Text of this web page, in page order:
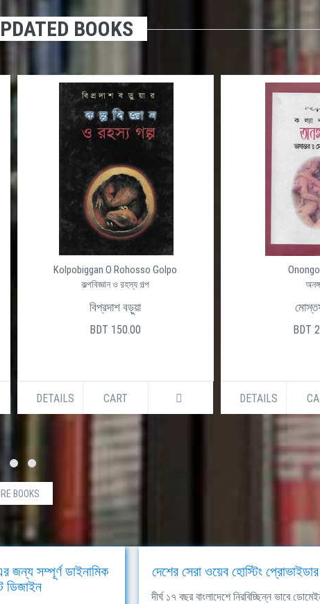
BOOKS
Kolpobiggan O Rohosso Golpo
কল্পবিজ্ঞান ও রহস্য গল্প
বিপ্রদাশ বড়ুয়া
BDT 150.00
DETAILS CART
BDT
DETAILS
BOOKS
জন্য সম্পূর্ণ ডাইনামিক
ডিজাইন
দেশের সেরা ওয়েব হোস্টিং
দীর্ঘ ১৭ বছর বাংলাদেশে নিরবিচ্ছিন্ন ভাবে